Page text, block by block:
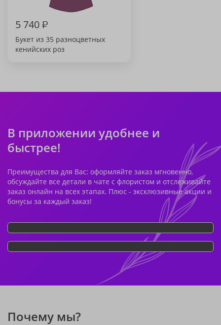
5 740₽
Букет из 35 разноцветных
кенийских роз
В приложении удобнее и
быстрее!
Преимущества для Вас: оформляйте заказ мгновенно,
обсуждайте все детали в чате с флористом и отслеживайте
заказ онлайн на всех этапах. Плюс - эксклюзивные акции и
бонусы за каждый заказ!
Почему мы?